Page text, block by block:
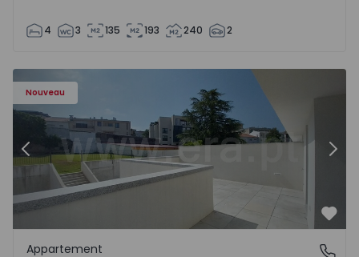
4 3 135 193 240 2
Nouveau
Appartement T2 Porto, Av. Boavista - 1575459 - 4
Précédent
Av. Boavista, Porto
Appartement